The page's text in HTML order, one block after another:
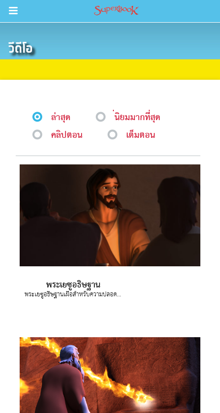
Return to Content
คัมภีร์
แอพพระคัมภีร์
กอากาศ
วีดีโอ
ล่าสุด
่นิยมมากที่สุด
คลิปตอน
เต็มตอน
พระเยซูอธิษฐาน
พระเยซูอธิษฐานเผื่อสำหรับความปลอดภัยของผู้ที่ติดตามพระองค์